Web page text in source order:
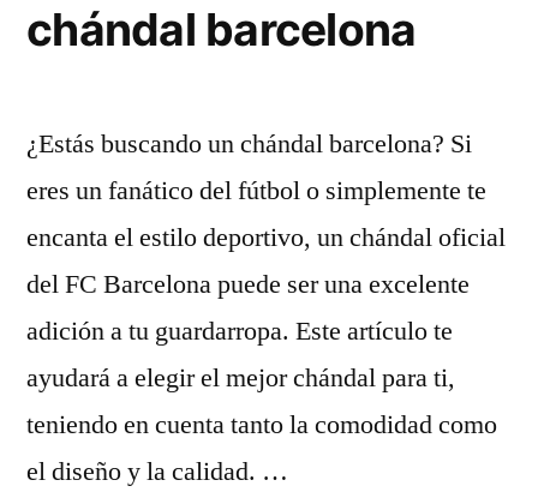
chándal barcelona
¿Estás buscando un chándal barcelona? Si
eres un fanático del fútbol o simplemente te
encanta el estilo deportivo, un chándal oficial
del FC Barcelona puede ser una excelente
adición a tu guardarropa. Este artículo te
ayudará a elegir el mejor chándal para ti,
teniendo en cuenta tanto la comodidad como
el diseño y la calidad. …